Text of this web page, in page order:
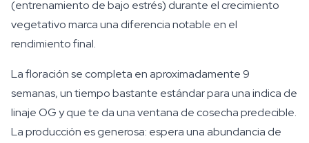
(entrenamiento de bajo estrés) durante el crecimiento
vegetativo marca una diferencia notable en el
rendimiento final.
La floración se completa en aproximadamente 9
semanas, un tiempo bastante estándar para una indica de
linaje OG y que te da una ventana de cosecha predecible.
La producción es generosa: espera una abundancia de